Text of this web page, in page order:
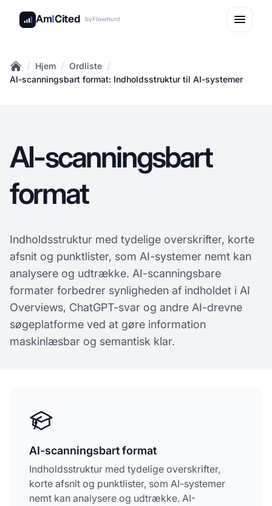
AmICited byFlowHunt
Home
/ Hjem / Ordliste /
AI-scanningsbart format: Indholdsstruktur til AI-systemer
AI-scanningsbart
format
Indholdsstruktur med tydelige overskrifter, korte
afsnit og punktlister, som AI-systemer nemt kan
analysere og udtrække. AI-scanningsbare
formater forbedrer synligheden af indholdet i AI
Overviews, ChatGPT-svar og andre AI-drevne
søgeplatforme ved at gøre information
maskinlæsbar og semantisk klar.
AI-scanningsbart format
Indholdsstruktur med tydelige overskrifter,
korte afsnit og punktlister, som AI-systemer
nemt kan analysere og udtrække. AI-